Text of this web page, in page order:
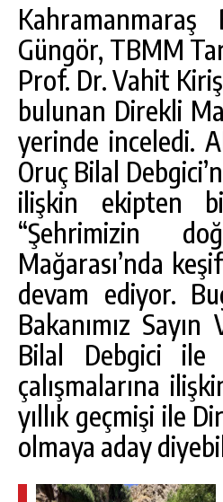
Güngör, TBMM
Prof. Dr. Vahit
bulunan Direkli
yerinde inceledi.
Oruç Bilal
ilişkin ekipten
“Şehrimizin
Mağarası’nda
devam ediyor.
Bakanımız
Bilal Debgici ile
çalışmalarına
yıllık geçmişi ile
olmaya aday
GÜNLÜK
GÖKSUN HAFIZLIK
ÖĞRENCILERINE